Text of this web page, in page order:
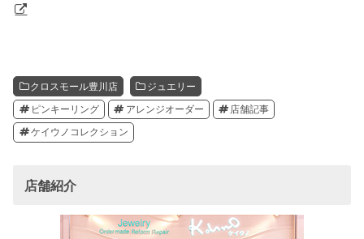
クロスモール豊川店 ジュエリー
ピンキーリング アレンジオーダー 店舗記事
ケイウノコレクション
店舗紹介